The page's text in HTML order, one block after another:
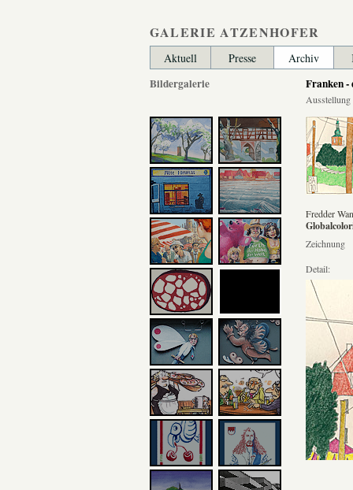
GALERIE ATZENHOFER
Aktuell Presse Archiv
Bildergalerie Franken -
Fredder
Zeichnung
Detail: